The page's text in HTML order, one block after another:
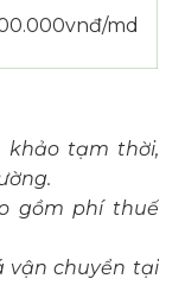
md
khảo tạm thời,
gồm phí thuế
vận chuyển tại